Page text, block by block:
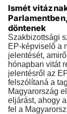
Ismét
döntenek
Szakbizottsági
EP-képviselő a
jelentését,
hónapban vitát
jelentésről az
felszólítaná a
Magyarország
eljárást, ahogy
fel a